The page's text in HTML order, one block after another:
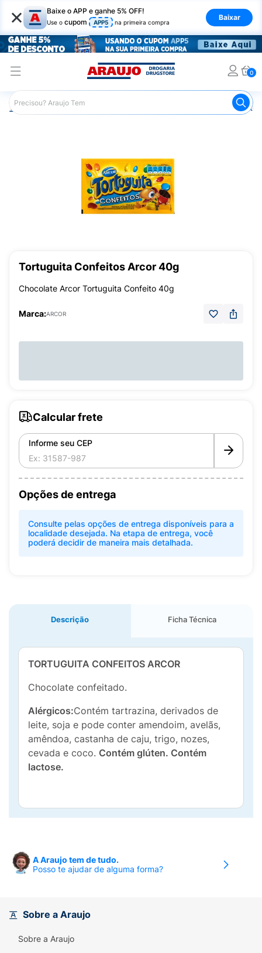
× Baixe o APP e ganhe 5% OFF!
Use o cupom APP5 na primeira compra
Baixar
0
Araujo Mercado Confeitos de Chocolate
Tortuguita Confeitos Arcor 40g
Chocolate Arcor Tortuguita Confeito 40g
Marca:ARCOR
Calcular frete
Informe seu CEP
Opções de entrega
Consulte pelas opções de entrega disponíveis para a
localidade desejada. Na etapa de entrega, você
poderá decidir de maneira mais detalhada.
Descrição Ficha Técnica
TORTUGUITA CONFEITOS ARCOR
Chocolate confeitado.
Alérgicos:Contém tartrazina, derivados de
leite, soja e pode conter amendoim, avelãs,
amêndoa, castanha de caju, trigo, nozes,
cevada e coco. Contém glúten. Contém
lactose.
A Araujo tem de tudo.
Posso te ajudar de alguma forma?
Sobre a Araujo
Sobre a Araujo